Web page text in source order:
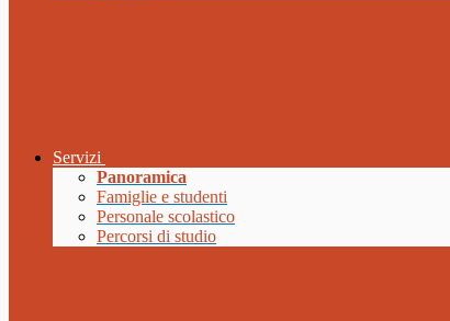
Servizi
Panoramica
Famiglie e studenti
Personale scolastico
Percorsi di studio